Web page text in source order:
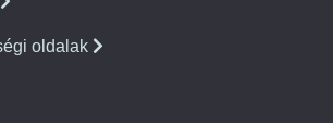
oldalak